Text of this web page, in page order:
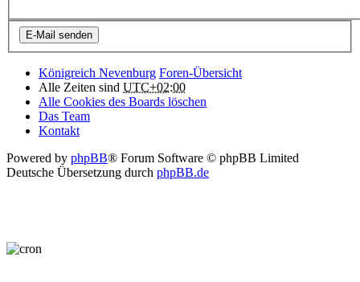
Königreich Nevenburg Foren-Übersicht
Alle Zeiten sind UTC+02:00
Alle Cookies des Boards löschen
Das Team
Kontakt
Powered by phpBB® Forum Software © phpBB Limited
Deutsche Übersetzung durch phpBB.de